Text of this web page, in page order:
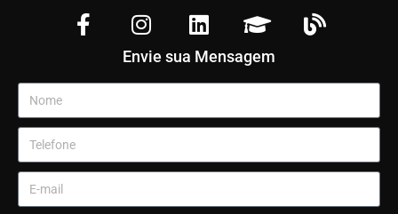
Envie sua Mensagem